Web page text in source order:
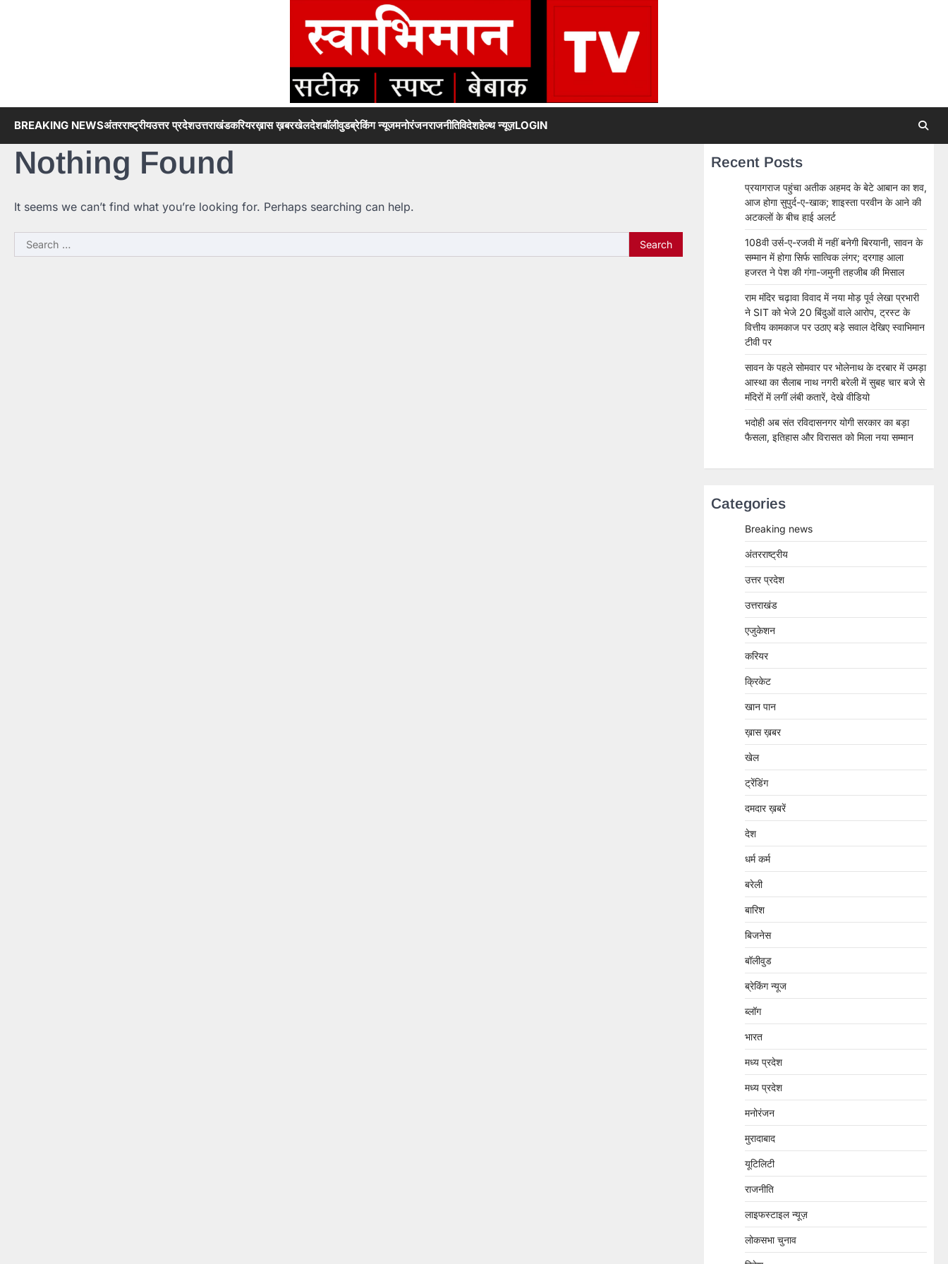
BREAKING NEWSअंतरराष्ट्रीयउत्तर प्रदेशउत्तराखंडकरियरख़ास ख़बरखेलदेशबॉलीवुडब्रेकिंग न्यूजमनोरंजनराजनीतिविदेशहेल्थ न्यूज़LOGIN
Nothing Found
It seems we can’t find what you’re looking for. Perhaps searching can help.
Search
for:
Recent Posts
प्रयागराज पहुंचा अतीक अहमद के बेटे आबान का शव,
आज होगा सुपुर्द-ए-खाक; शाइस्ता परवीन के आने की
अटकलों के बीच हाई अलर्ट
108वी उर्स-ए-रजवी में नहीं बनेगी बिरयानी, सावन के
सम्मान में होगा सिर्फ सात्विक लंगर; दरगाह आला
हजरत ने पेश की गंगा-जमुनी तहजीब की मिसाल
राम मंदिर चढ़ावा विवाद में नया मोड़ पूर्व लेखा प्रभारी
ने SIT को भेजे 20 बिंदुओं वाले आरोप, ट्रस्ट के
वित्तीय कामकाज पर उठाए बड़े सवाल देखिए स्वाभिमान
टीवी पर
सावन के पहले सोमवार पर भोलेनाथ के दरबार में उमड़ा
आस्था का सैलाब नाथ नगरी बरेली में सुबह चार बजे से
मंदिरों में लगीं लंबी कतारें, देखे वीडियो
भदोही अब संत रविदासनगर योगी सरकार का बड़ा
फैसला, इतिहास और विरासत को मिला नया सम्मान
Categories
Breaking news
अंतरराष्ट्रीय
उत्तर प्रदेश
उत्तराखंड
एजुकेशन
करियर
क्रिकेट
खान पान
ख़ास ख़बर
खेल
ट्रेंडिंग
दमदार ख़बरें
देश
धर्म कर्म
बरेली
बारिश
बिजनेस
बॉलीवुड
ब्रेकिंग न्यूज
ब्लॉग
भारत
मध्य प्रदेश
मध्य प्रदेश
मनोरंजन
मुरादाबाद
यूटिलिटी
राजनीति
लाइफस्टाइल न्यूज़
लोकसभा चुनाव